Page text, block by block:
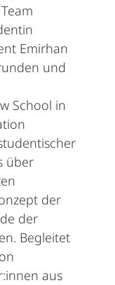
Emirhan
und
School in
über
der
der
Begleitet
aus